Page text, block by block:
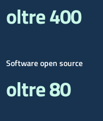
oltre 400
Software open source
oltre 80